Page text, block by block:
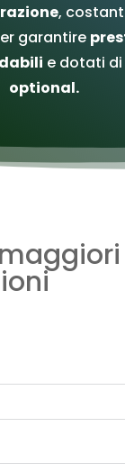
,
garantire
e dotati
optional.